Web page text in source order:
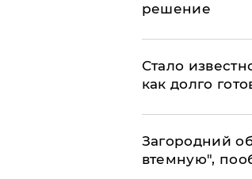
решение
Стало
как долго
Загородний
втемную",